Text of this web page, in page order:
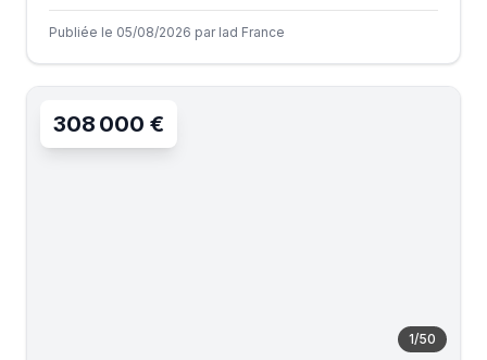
Publiée le 05/08/2026 par Iad France
1/50
308 000 €